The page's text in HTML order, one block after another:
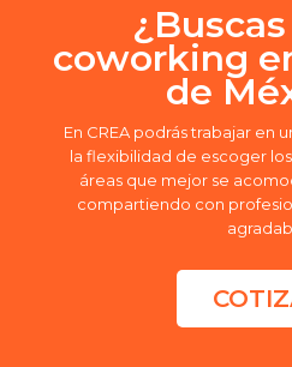
coworking
de
En CREA podrás trabajar en
la flexibilidad de escoger
áreas que mejor se
compartiendo con